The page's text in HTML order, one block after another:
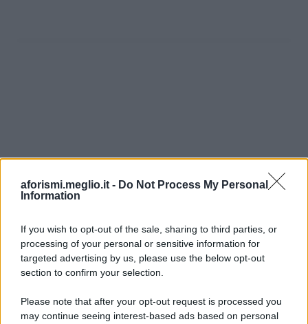
aforismi.meglio.it - Do Not Process My Personal
Information
If you wish to opt-out of the sale, sharing to third parties, or
processing of your personal or sensitive information for
targeted advertising by us, please use the below opt-out
section to confirm your selection.
Please note that after your opt-out request is processed you
may continue seeing interest-based ads based on personal
Ricevi LE FRASI PIÙ BELLE via e-mail
E-mail